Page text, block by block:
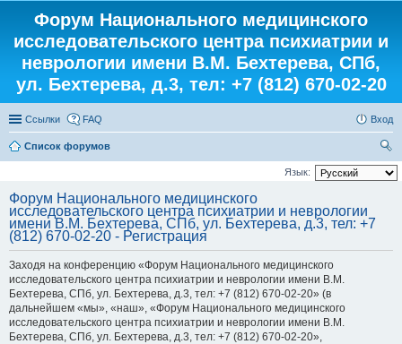
Форум Национального медицинского
исследовательского центра психиатрии и
неврологии имени В.М. Бехтерева, СПб,
ул. Бехтерева, д.3, тел: +7 (812) 670-02-20
Ссылки FAQ Вход
Список форумов
ои
Язык:
Форум Национального медицинского
исследовательского центра психиатрии и неврологии
имени В.М. Бехтерева, СПб, ул. Бехтерева, д.3, тел: +7
(812) 670-02-20 - Регистрация
Заходя на конференцию «Форум Национального медицинского
исследовательского центра психиатрии и неврологии имени В.М.
Бехтерева, СПб, ул. Бехтерева, д.3, тел: +7 (812) 670-02-20» (в
дальнейшем «мы», «наш», «Форум Национального медицинского
исследовательского центра психиатрии и неврологии имени В.М.
Бехтерева, СПб, ул. Бехтерева, д.3, тел: +7 (812) 670-02-20»,